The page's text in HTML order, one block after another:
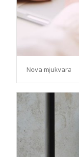
Nova mjukvara